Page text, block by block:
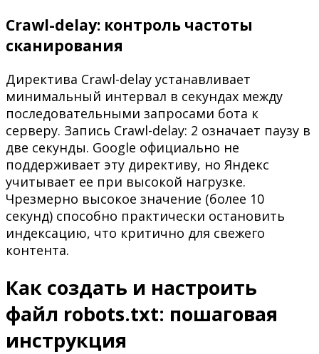
Crawl-delay: контроль частоты
сканирования
Директива Crawl-delay устанавливает
минимальный интервал в секундах между
последовательными запросами бота к
серверу. Запись Crawl-delay: 2 означает паузу в
две секунды. Google официально не
поддерживает эту директиву, но Яндекс
учитывает ее при высокой нагрузке.
Чрезмерно высокое значение (более 10
секунд) способно практически остановить
индексацию, что критично для свежего
контента.
Как создать и настроить
файл robots.txt: пошаговая
инструкция